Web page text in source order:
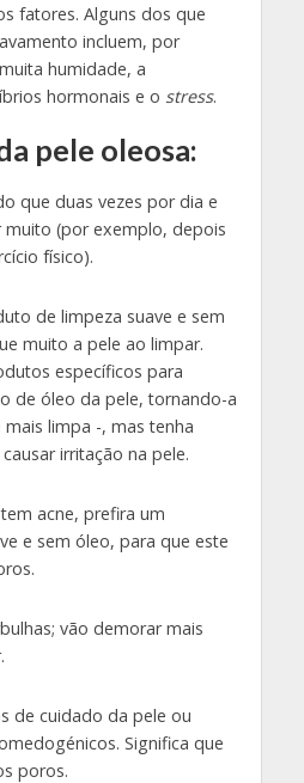
fatores. Alguns dos que
incluem, por
humidade, a
hormonais e o stress.
pele oleosa:
que duas vezes por dia e
(por exemplo, depois
físico).
de limpeza suave e sem
muito a pele ao limpar.
específicos para
de óleo da pele, tornando-a
limpa -, mas tenha
irritação na pele.
acne, prefira um
e sem óleo, para que este
vão demorar mais
de cuidado da pele ou
Significa que
poros.